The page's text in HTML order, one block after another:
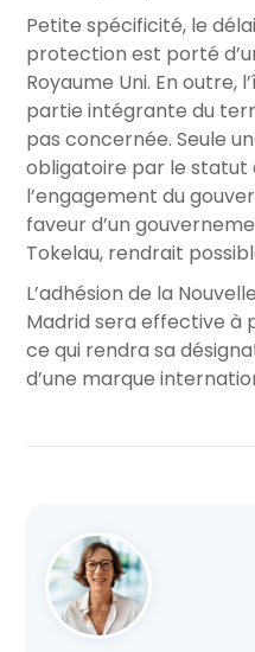
Petite spécificité, le
protection est porté
Royaume Uni. En outre,
partie intégrante du
pas concernée. Seule
obligatoire par le statut
l’engagement du
faveur d’un
Tokelau, rendrait
L’adhésion de la
Madrid sera effective à
ce qui rendra sa
d’une marque